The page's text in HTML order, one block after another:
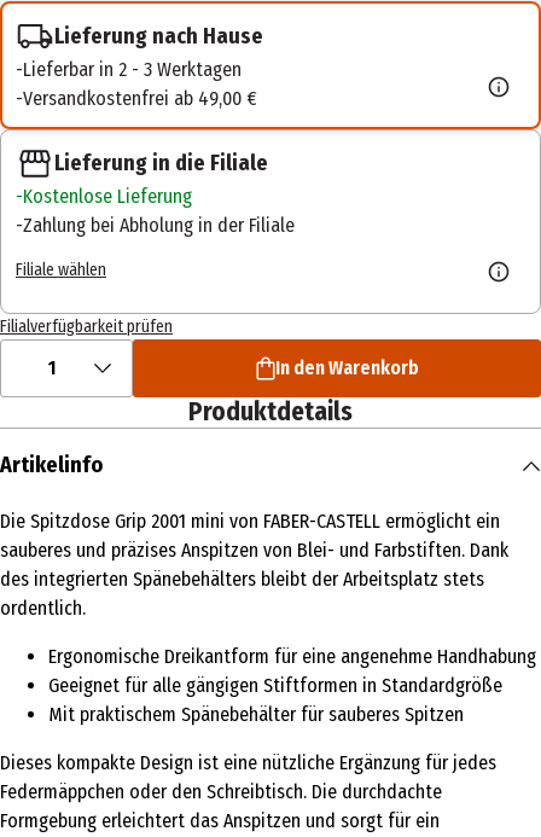
Lieferung nach Hause
Lieferbar in 2 - 3 Werktagen
Versandkostenfrei ab 49,00 €
Lieferung in die Filiale
Kostenlose Lieferung
Zahlung bei Abholung in der Filiale
Filiale wählen
Filialverfügbarkeit prüfen
1 In den Warenkorb
Produktdetails
Artikelinfo
Die Spitzdose Grip 2001 mini von FABER-CASTELL ermöglicht ein
sauberes und präzises Anspitzen von Blei- und Farbstiften. Dank
des integrierten Spänebehälters bleibt der Arbeitsplatz stets
ordentlich.
Ergonomische Dreikantform für eine angenehme Handhabung
Geeignet für alle gängigen Stiftformen in Standardgröße
Mit praktischem Spänebehälter für sauberes Spitzen
Dieses kompakte Design ist eine nützliche Ergänzung für jedes
Federmäppchen oder den Schreibtisch. Die durchdachte
Formgebung erleichtert das Anspitzen und sorgt für ein